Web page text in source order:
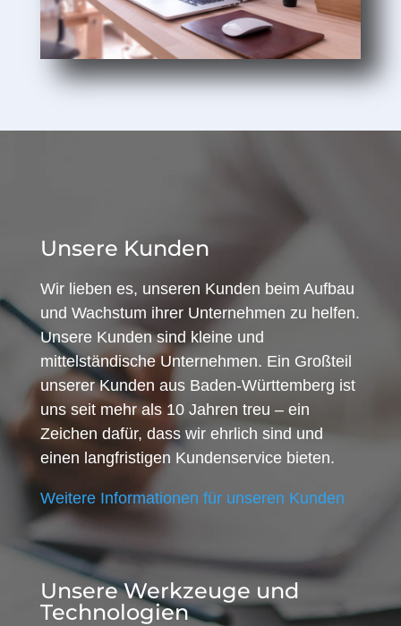
Unsere Kunden
Wir lieben es, unseren Kunden beim Aufbau
und Wachstum ihrer Unternehmen zu helfen.
Unsere Kunden sind kleine und
mittelständische Unternehmen. Ein Großteil
unserer Kunden aus Baden-Württemberg ist
uns seit mehr als 10 Jahren treu – ein
Zeichen dafür, dass wir ehrlich sind und
einen langfristigen Kundenservice bieten.
Weitere Informationen für unseren Kunden
Unsere Werkzeuge und
Technologien